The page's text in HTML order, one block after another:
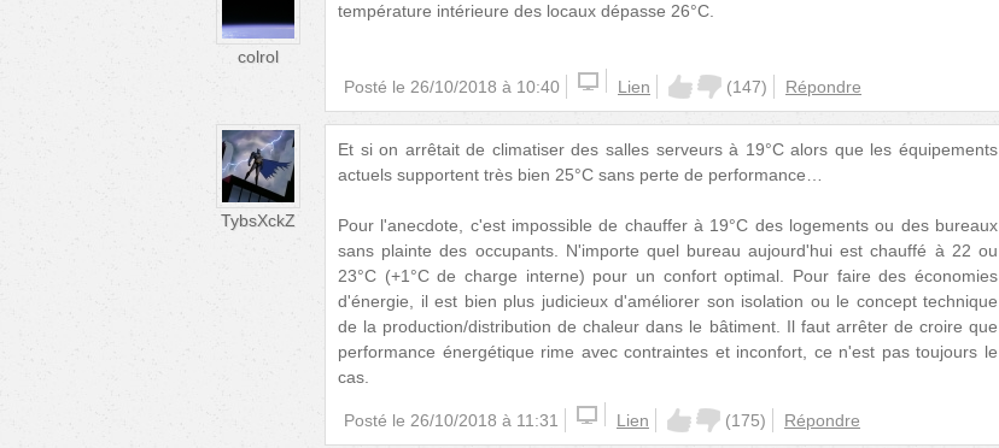
colrol
température intérieure des locaux dépasse 26°C.
Posté le 26/10/2018 à 10:40 Lien (147) Répondre
TybsXckZ
Et si on arrêtait de climatiser des salles serveurs à 19°C alors que les équipements
actuels supportent très bien 25°C sans perte de performance…
Pour l'anecdote, c'est impossible de chauffer à 19°C des logements ou des bureaux
sans plainte des occupants. N'importe quel bureau aujourd'hui est chauffé à 22 ou
23°C (+1°C de charge interne) pour un confort optimal. Pour faire des économies
d'énergie, il est bien plus judicieux d'améliorer son isolation ou le concept technique
de la production/distribution de chaleur dans le bâtiment. Il faut arrêter de croire que
performance énergétique rime avec contraintes et inconfort, ce n'est pas toujours le
cas.
Posté le 26/10/2018 à 11:31 Lien (175) Répondre